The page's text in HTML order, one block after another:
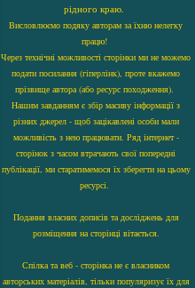
рідного краю.
Висловлюємо подяку авторам за їхню нелегку
працю!
Через технічні можливості сторінки ми не можемо
подати посилання (гіперлінк), проте вкажемо
прізвище автора (або ресурс походження).
Нашим завданням є збір масиву інформації з
різних джерел - щоб зацікавлені особи мали
можливість з нею працювати. Ряд інтернет -
сторінок з часом втрачають свої попередні
публікації, ми старатимемося їх зберегти на цьому
ресурсі.
Подання власних дописів та досліджень для
розміщення на сторінці вітається.
Спілка та веб - сторінка не є власником
авторських матеріалів, тільки популяризує їх для